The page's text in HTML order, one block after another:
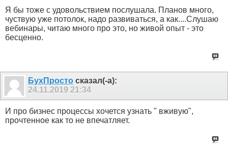
Я бы тоже с удовольствием послушала. Планов много,
чуствую уже потолок, надо развиваться, а как....Слушаю
вебинары, читаю много про это, но живой опыт - это
бесценно.
БухПросто сказал(-а):
24.11.2019 21:34
И про бизнес процессы хочется узнать " вживую",
прочтенное как то не впечатляет.